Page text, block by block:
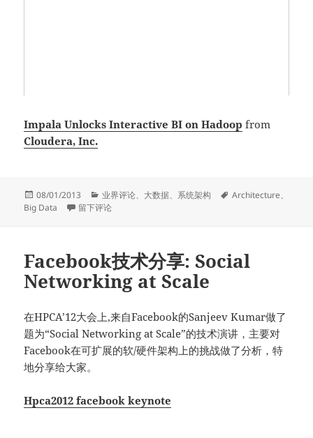
Impala Unlocks Interactive BI on Hadoop from
Cloudera, Inc.
发
布
08/01/2013
分
类
业界评论、 大数据、 系统架构
标
Architecture、
Big Data
于Impala与Stinger对比
留下评论
Facebook技术分享: Social
Networking at Scale
在HPCA’12大会上,来自Facebook的Sanjeev Kumar做了
题为“Social Networking at Scale”的技术演讲，主要对
Facebook在可扩展的软/硬件架构上的挑战做了分析，特
地分享给大家。
Hpca2012 facebook keynote